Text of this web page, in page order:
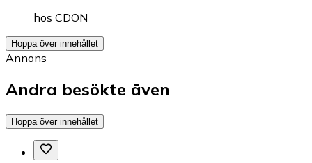
hos CDON
Hoppa över innehållet
Annons
Andra besökte även
Hoppa över innehållet